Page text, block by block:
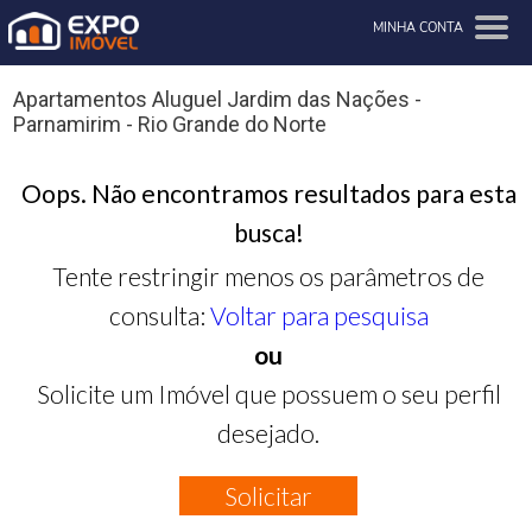
MINHA CONTA
Apartamentos Aluguel Jardim das Nações -
Parnamirim - Rio Grande do Norte
Oops. Não encontramos resultados para esta
busca!
Tente restringir menos os parâmetros de
consulta: Voltar para pesquisa
ou
Solicite um Imóvel que possuem o seu perfil
desejado.
Solicitar